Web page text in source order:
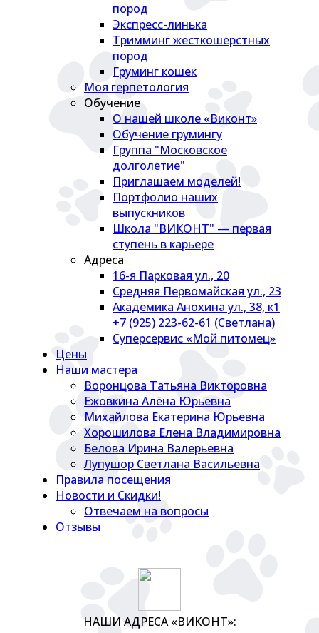
пород
Экспресс-линька
Тримминг жесткошерстных
пород
Груминг кошек
Моя герпетология
Обучение
О нашей школе «Виконт»
Обучение грумингу
Группа "Московское
долголетие"
Приглашаем моделей!
Портфолио наших
выпускников
Школа "ВИКОНТ" — первая
ступень в карьере
Адреса
16-я Парковая ул., 20
Средняя Первомайская ул., 23
Академика Анохина ул., 38, к1
+7 (925) 223-62-61 (Светлана)
Суперсервис «Мой питомец»
Цены
Наши мастера
Воронцова Татьяна Викторовна
Ежовкина Алёна Юрьевна
Михайлова Екатерина Юрьевна
Хорошилова Елена Владимировна
Белова Ирина Валерьевна
Лупушор Светлана Васильевна
Правила посещения
Новости и Скидки!
Отвечаем на вопросы
Отзывы
НАШИ АДРЕСА «ВИКОНТ»: